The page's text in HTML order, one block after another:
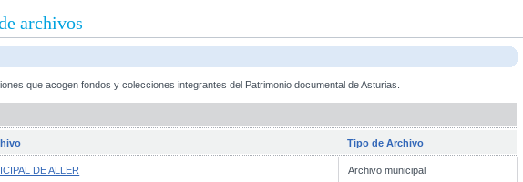
archivos
que acogen fondos y colecciones integrantes del Patrimonio documental de Asturias.
Tipo de Archivo
DE ALLER Archivo municipal